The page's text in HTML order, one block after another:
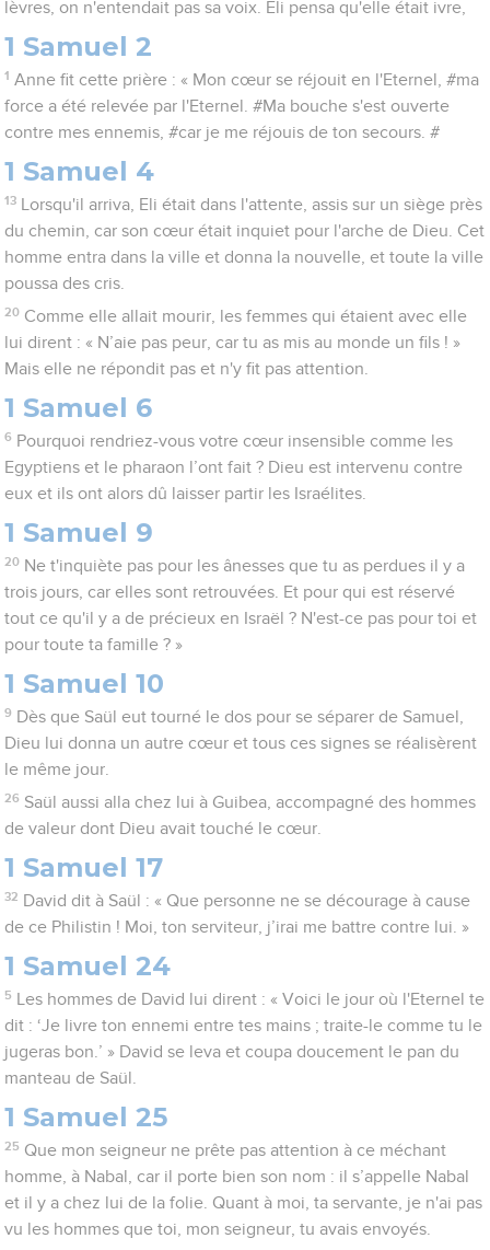
lèvres, on n'entendait pas sa voix. Eli pensa qu'elle était ivre,
1 Samuel 2
1 Anne fit cette prière : « Mon cœur se réjouit en l'Eternel, #ma
force a été relevée par l'Eternel. #Ma bouche s'est ouverte
contre mes ennemis, #car je me réjouis de ton secours. #
1 Samuel 4
13
Lorsqu'il arriva, Eli était dans l'attente, assis sur un siège près
du chemin, car son cœur était inquiet pour l'arche de Dieu. Cet
homme entra dans la ville et donna la nouvelle, et toute la ville
poussa des cris.
20 Comme elle allait mourir, les femmes qui étaient avec elle
lui dirent : « N’aie pas peur, car tu as mis au monde un fils ! »
Mais elle ne répondit pas et n'y fit pas attention.
1 Samuel 6
6 Pourquoi rendriez-vous votre cœur insensible comme les
Egyptiens et le pharaon l’ont fait ? Dieu est intervenu contre
eux et ils ont alors dû laisser partir les Israélites.
1 Samuel 9
20 Ne t'inquiète pas pour les ânesses que tu as perdues il y a
trois jours, car elles sont retrouvées. Et pour qui est réservé
tout ce qu'il y a de précieux en Israël ? N'est-ce pas pour toi et
pour toute ta famille ? »
1 Samuel 10
9 Dès que Saül eut tourné le dos pour se séparer de Samuel,
Dieu lui donna un autre cœur et tous ces signes se réalisèrent
le même jour.
26 Saül aussi alla chez lui à Guibea, accompagné des hommes
de valeur dont Dieu avait touché le cœur.
1 Samuel 17
32 David dit à Saül : « Que personne ne se décourage à cause
de ce Philistin ! Moi, ton serviteur, j’irai me battre contre lui. »
1 Samuel 24
5
Les hommes de David lui dirent : « Voici le jour où l'Eternel te
dit : ‘Je livre ton ennemi entre tes mains ; traite-le comme tu le
jugeras bon.’ » David se leva et coupa doucement le pan du
manteau de Saül.
1 Samuel 25
25 Que mon seigneur ne prête pas attention à ce méchant
homme, à Nabal, car il porte bien son nom : il s’appelle Nabal
et il y a chez lui de la folie. Quant à moi, ta servante, je n'ai pas
vu les hommes que toi, mon seigneur, tu avais envoyés.